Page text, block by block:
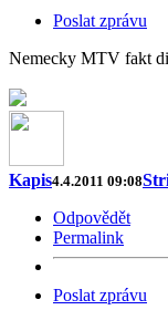
Poslat zprávu
Nemecky MTV fakt
Kapis4.4.2011 09:08
Odpovědět
Permalink
Poslat zprávu